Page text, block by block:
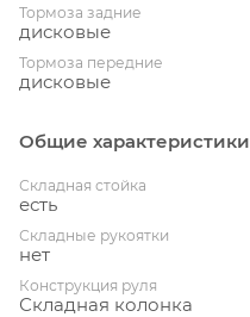
Тормоза задние
дисковые
Тормоза передние
дисковые
Общие характеристики
Складная стойка
есть
Складные рукоятки
нет
Конструкция руля
Складная колонка